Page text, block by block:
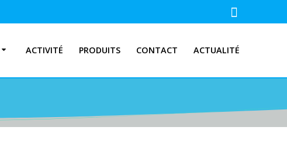
ACTIVITÉ PRODUITS CONTACT ACTUALITÉ